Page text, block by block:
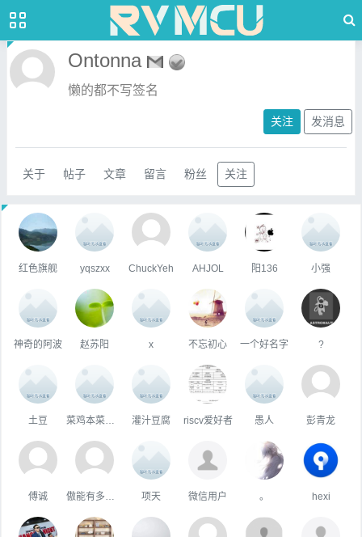
Ontonna
懒的都不写签名
关注 发消息
关于 帖子 文章 留言 粉丝 关注
红色旗舰 yqszxx ChuckYeh AHJOL 阳136 小强
神奇的阿波 赵苏阳 x 不忘初心 一个好名字 ?
土豆 灌汁豆腐 riscv爱好者 愚人 彭青龙
傅诚 项天 微信用户 。 hexi